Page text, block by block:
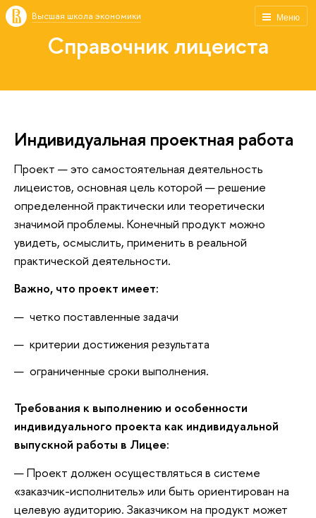
Меню
Высшая школа экономики
Справочник лицеиста
Индивидуальная проектная работа
Проект — это самостоятельная деятельность
лицеистов, основная цель которой — решение
определенной практически или теоретически
значимой проблемы. Конечный продукт можно
увидеть, осмыслить, применить в реальной
практической деятельности.
Важно, что проект имеет:
четко поставленные задачи
критерии достижения результата
ограниченные сроки выполнения.
Требования к выполнению и особенности
индивидуального проекта как индивидуальной
выпускной работы в Лицее:
Проект должен осуществляться в системе
«заказчик-исполнитель» или быть ориентирован на
целевую аудиторию. Заказчиком на продукт может